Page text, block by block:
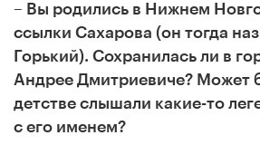
– Вы родились в Нижнем
ссылки Сахарова (он тогда
Горький). Сохранилась ли в
Андрее Дмитриевиче? Может
детстве слышали какие-то
с его именем?